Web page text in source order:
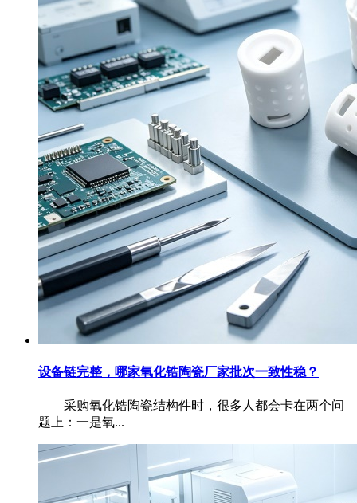
设备链完整，哪家氧化锆陶瓷厂家批次一致性稳？
采购氧化锆陶瓷结构件时，很多人都会卡在两个问
题上：一是氧...